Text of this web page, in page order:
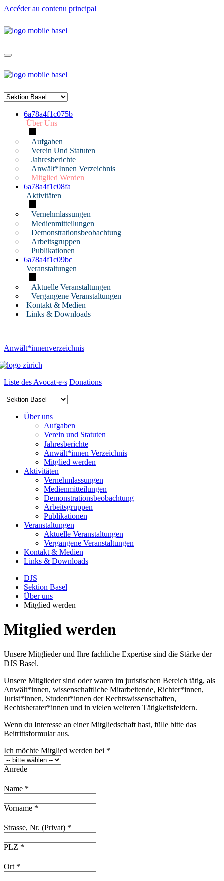
Accéder au contenu principal
6a78a4f1c075b
Über Uns
Aufgaben
Verein Und Statuten
Jahresberichte
Anwält*innen Verzeichnis
Mitglied Werden
6a78a4f1c08fa
Aktivitäten
Vernehmlassungen
Medienmitteilungen
Demonstrationsbeobachtung
Arbeitsgruppen
Publikationen
6a78a4f1c09bc
Veranstaltungen
Aktuelle Veranstaltungen
Vergangene Veranstaltungen
Kontakt & Medien
Links & Downloads
Anwält*innenverzeichnis
Liste des Avocat·e·s Donations
Über uns
Aufgaben
Verein und Statuten
Jahresberichte
Anwält*innen Verzeichnis
Mitglied werden
Aktivitäten
Vernehmlassungen
Medienmitteilungen
Demonstrationsbeobachtung
Arbeitsgruppen
Publikationen
Veranstaltungen
Aktuelle Veranstaltungen
Vergangene Veranstaltungen
Kontakt & Medien
Links & Downloads
DJS
Sektion Basel
Über uns
Mitglied werden
Mitglied werden
Unsere Mitglieder und Ihre fachliche Expertise sind die Stärke der
DJS Basel.
Unsere Mitglieder sind oder waren im juristischen Bereich tätig, als
Anwält*innen, wissenschaftliche Mitarbeitende, Richter*innen,
Jurist*innen, Student*innen der Rechtswissenschaften,
Rechtsberater*innen und in vielen weiteren Tätigkeitsfeldern.
Wenn du Interesse an einer Mitgliedschaft hast, fülle bitte das
Beitrittsformular aus.
Ich möchte Mitglied werden bei *
Anrede
Name *
Vorname *
Strasse, Nr. (Privat) *
PLZ *
Ort *